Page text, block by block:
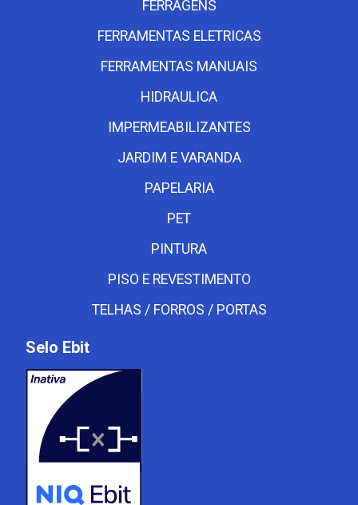
FERRAGENS
FERRAMENTAS ELETRICAS
FERRAMENTAS MANUAIS
HIDRAULICA
IMPERMEABILIZANTES
JARDIM E VARANDA
PAPELARIA
PET
PINTURA
PISO E REVESTIMENTO
TELHAS / FORROS / PORTAS
Selo Ebit